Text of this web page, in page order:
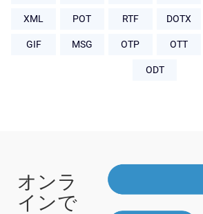
XML POT RTF DOTX
GIF MSG OTP OTT
ODT
オンラ
インで